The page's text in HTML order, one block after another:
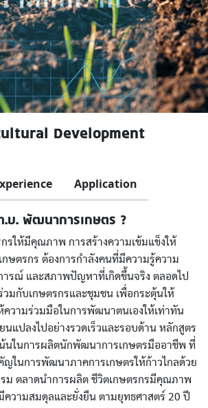
Development
Application
.บ. พัฒนาการเกษตร ?
รให้มีคุณภาพ การสร้างความเข้มแข็งให้
กษตรกร ต้องการกำลังคนที่มีความรู้ความ
ารณ์ และสภาพปัญหาที่เกิดขึ้นจริง ตลอดไป
วมกับเกษตรกรและชุมชน เพื่อกระตุ้นให้
ความร่วมมือในการพัฒนาตนเองให้เท่าทัน
แปลงไปอย่างรวดเร็วและรอบด้าน หลักสูตร
นในการผลิตนักพัฒนาการเกษตรมืออาชีพ ที่
ญในการพัฒนาภาคการเกษตรให้ก้าวไกลด้วย
รม ตลาดนำการผลิต ชีวิตเกษตรกรมีคุณภาพ
ความสมดุลและยั่งยืน ตามยุทธศาสตร์ 20 ปี